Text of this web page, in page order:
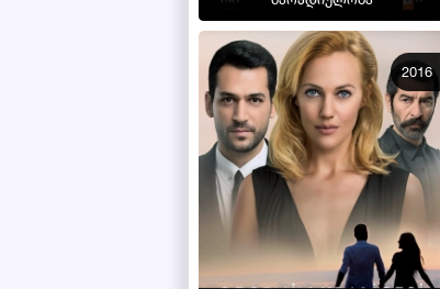
2016